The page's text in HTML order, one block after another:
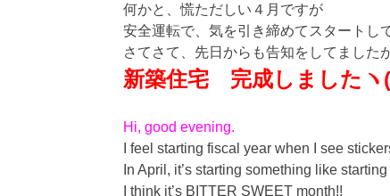
何かと、慌ただしい４月ですが
安全運転で、気を引き締めてスタートし
さてさて、先日からも告知をしてました
新築住宅 完成しましたヽ
Hi, good evening.
I feel starting fiscal year when I see
In April, it’s starting something like
I think it’s BITTER SWEET month!!